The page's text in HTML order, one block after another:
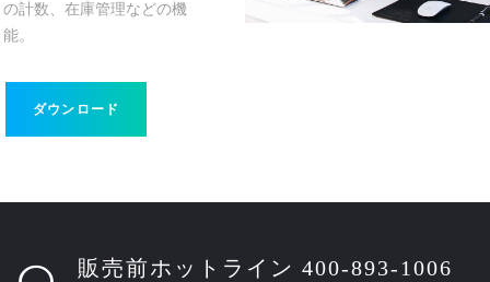
の計数、在庫管理などの機
能。
ダウンロード
販売前ホットライン 400-893-1006